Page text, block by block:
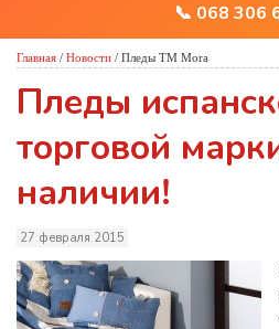
📞 068 306
Главная / Новости / Пледы ТМ Mora
Пледы
торговой
наличии!
27 февраля 2015